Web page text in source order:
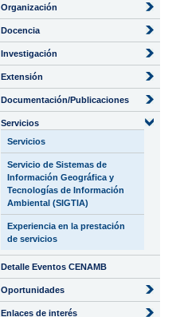
Organización
Docencia
Investigación
Extensión
Documentación/Publicaciones
Servicios
Servicios
Servicio de Sistemas de
Información Geográfica y
Tecnologías de Información
Ambiental (SIGTIA)
Experiencia en la prestación
de servicios
Detalle Eventos CENAMB
Oportunidades
Enlaces de interés